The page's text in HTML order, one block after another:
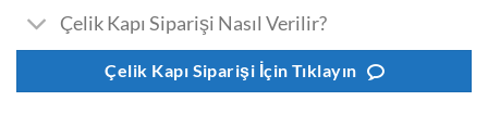
Çelik Kapı Siparişi Nasıl Verilir?
Çelik Kapı Siparişi İçin Tıklayın